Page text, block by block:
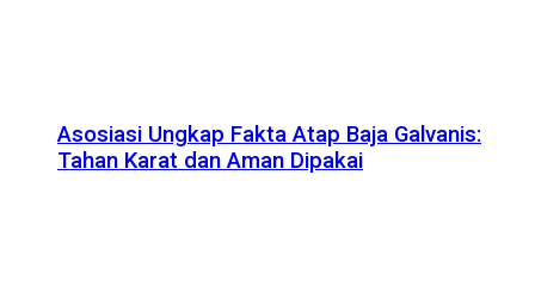
Asosiasi Ungkap Fakta Atap Baja Galvanis:
Tahan Karat dan Aman Dipakai